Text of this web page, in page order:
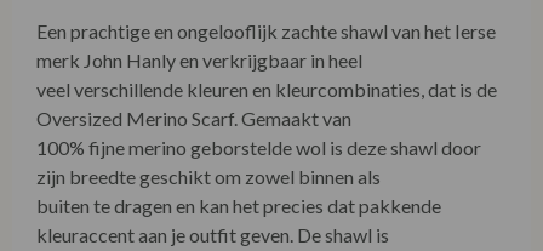
Een prachtige en ongelooflijk zachte shawl van het Ierse
merk John Hanly en verkrijgbaar in heel
veel verschillende kleuren en kleurcombinaties, dat is de
Oversized Merino Scarf. Gemaakt van
100% fijne merino geborstelde wol is deze shawl door
zijn breedte geschikt om zowel binnen als
buiten te dragen en kan het precies dat pakkende
kleuraccent aan je outfit geven. De shawl is